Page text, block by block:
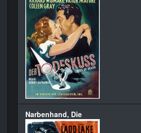
Narbenhand, Die